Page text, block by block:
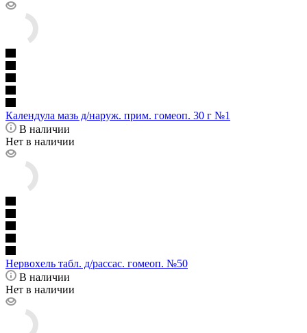
Календула мазь д/наруж. прим. гомеоп. 30 г №1
В наличии
Нет в наличии
Нервохель табл. д/рассас. гомеоп. №50
В наличии
Нет в наличии